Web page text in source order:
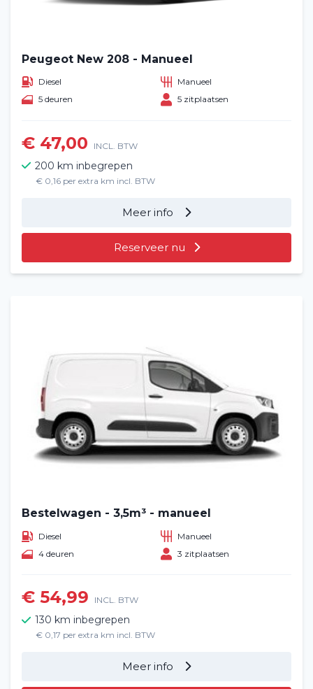
Peugeot New 208 - Manueel
Diesel
Manueel
5 deuren
5 zitplaatsen
€ 47,00 INCL. BTW
200 km inbegrepen
€ 0,16 per extra km incl. BTW
Meer info
Reserveer nu
Bestelwagen - 3,5m³ - manueel
Diesel
Manueel
4 deuren
3 zitplaatsen
€ 54,99 INCL. BTW
130 km inbegrepen
€ 0,17 per extra km incl. BTW
Meer info